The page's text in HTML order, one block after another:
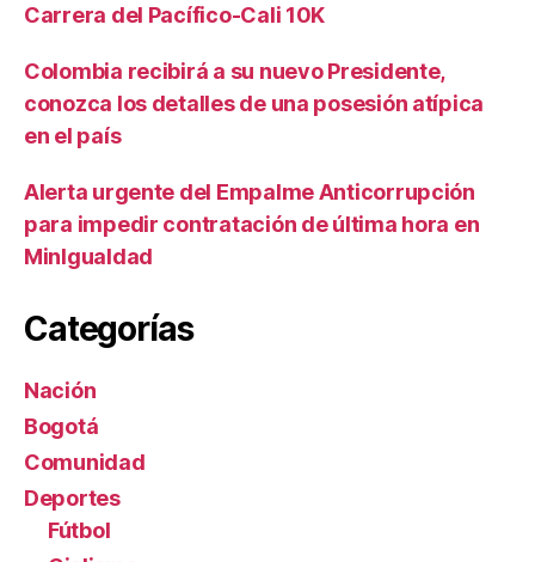
Carrera del Pacífico-Cali 10K
Colombia recibirá a su nuevo Presidente,
conozca los detalles de una posesión atípica
en el país
Alerta urgente del Empalme Anticorrupción
para impedir contratación de última hora en
MinIgualdad
Categorías
Nación
Bogotá
Comunidad
Deportes
Fútbol